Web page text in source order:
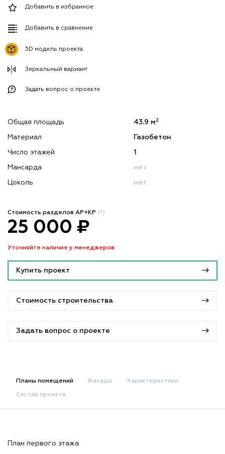
Добавить в избранное
Добавить в сравнение
3D модель проекта
Зеркальный вариант
Задать вопрос о проекте
Общая площадь 43.9 м2
Материал Газобетон
Число этажей 1
Мансарда нет
Цоколь нет
Стоимость разделов АР+КР (?)
25 000 ₽
Уточняйте наличие у менеджеров
Купить проект
Стоимость строительства
Задать вопрос о проекте
Планы помещений Фасады Характеристики
Состав проекта
План первого этажа